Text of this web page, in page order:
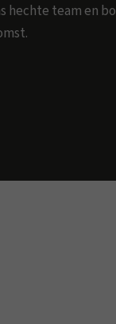
team en